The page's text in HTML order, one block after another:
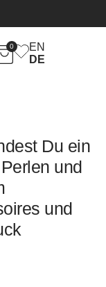
0
EN
DE
Du ein
und
und